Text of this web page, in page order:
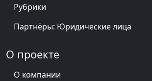
Рубрики
Партнёры: Юридические лица
О проекте
О компании